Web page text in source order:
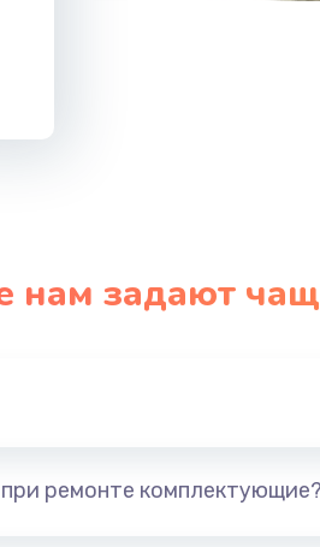
нам задают
при ремонте комплектующие?